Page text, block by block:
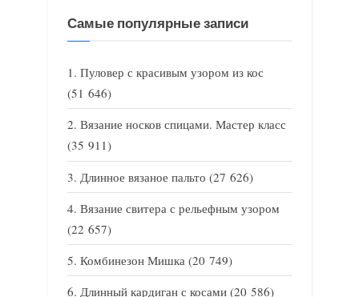
Самые популярные записи
Пуловер с красивым узором из кос
(51 646)
Вязание носков спицами. Мастер класс
(35 911)
Длинное вязаное пальто (27 626)
Вязание свитера с рельефным узором
(22 657)
Комбинезон Мишка (20 749)
Длинный кардиган с косами (20 586)